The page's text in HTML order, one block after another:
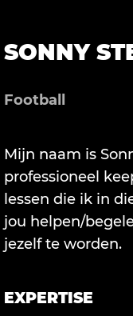
SONNY
Football
Mijn naam is
professioneel
lessen die ik in
jou helpen/
jezelf te worden.
EXPERTISE